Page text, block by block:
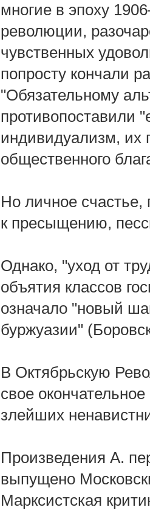
многие в эпоху
революции,
чувственных
попросту кончали
"Обязательному
противопоставили
индивидуализм, их
общественного
Но личное
к пресыщению,
Однако, "уход от
объятия классов
означало "новый
буржуазии"
В Октябрьскую
свое
злейших
Произведения А.
выпущено
Марксистская